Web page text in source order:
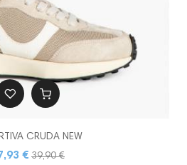
CRUDA NEW
€ 39,90 €